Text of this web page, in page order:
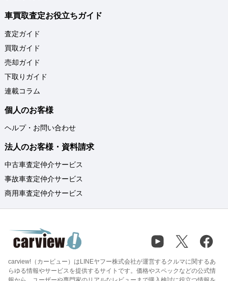
車買取査定お役立ちガイド
査定ガイド
買取ガイド
売却ガイド
下取りガイド
連載コラム
個人のお客様
ヘルプ・お問い合わせ
法人のお客様・資料請求
中古車査定仲介サービス
事故車査定仲介サービス
商用車査定仲介サービス
carview!（カービュー）はLINEヤフー株式会社が運営するクルマに関するあ
らゆる情報やサービスを提供するサイトです。価格やスペックなどの公式情